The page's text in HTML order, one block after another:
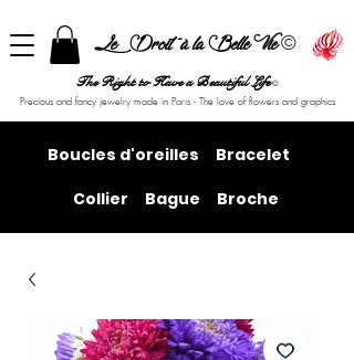
Le Droit à la Belle Vie©
The Right to Have a Beautiful Life©
Precious and fancy jewelry made in Paris - The love of flowers and graphics
Boucles d'oreilles
Bracelet
Collier
Bague Broche